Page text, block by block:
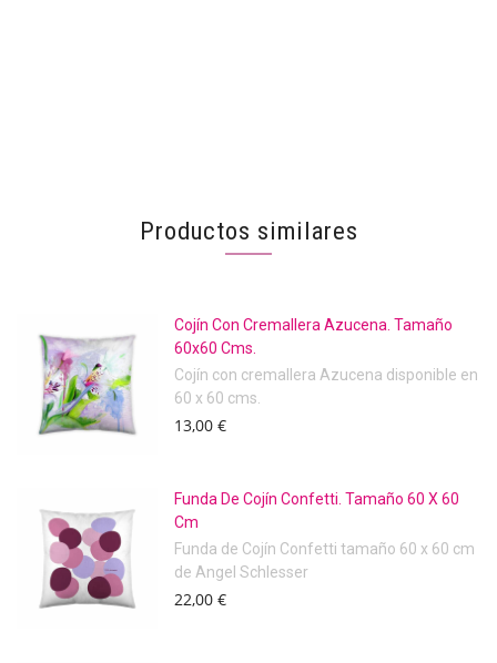
Productos similares
Cojín Con Cremallera Azucena. Tamaño
60x60 Cms.
Cojín con cremallera Azucena disponible en
60 x 60 cms.
13,00 €
Funda De Cojín Confetti. Tamaño 60 X 60
Cm
Funda de Cojín Confetti tamaño 60 x 60 cm
de Angel Schlesser
22,00 €